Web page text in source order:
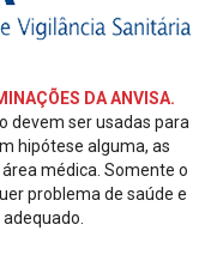
DA ANVISA.
devem ser usadas para
hipótese alguma, as
médica. Somente o
problema de saúde e